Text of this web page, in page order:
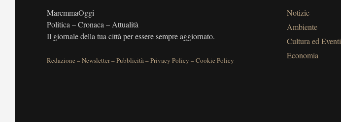
MaremmaOggi
Politica – Cronaca – Attualità
Il giornale della tua città per essere sempre aggiornato.
Redazione –Newsletter–Pubblicità–Privacy Policy –Cookie Policy
Notizie
Ambiente
Cultura ed Eventi
Economia